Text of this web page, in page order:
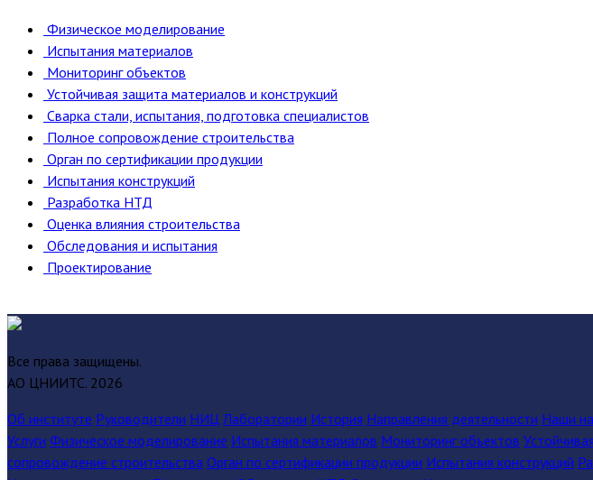
Физическое моделирование
Испытания материалов
Мониторинг объектов
Устойчивая защита материалов и конструкций
Сварка стали, испытания, подготовка специалистов
Полное cопровождение строительства
Орган по сертификации продукции
Испытания конструкций
Разработка НТД
Оценка влияния строительства
Обследования и испытания
Проектирование
Все права защищены.
АО ЦНИИТС. 2026
Об институте Руководители НИЦ Лаборатории История Направления деятельности Наши
Услуги Физическое моделирование Испытания материалов Мониторинг объектов
сопровождение строительства Орган по сертификации продукции Испытания конструкций